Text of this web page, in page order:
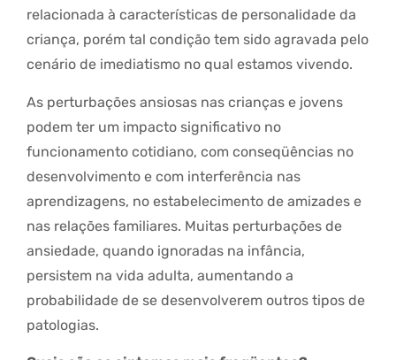
relacionada à características de personalidade da
criança, porém tal condição tem sido agravada pelo
cenário de imediatismo no qual estamos vivendo.
As perturbações ansiosas nas crianças e jovens
podem ter um impacto significativo no
funcionamento cotidiano, com conseqüências no
desenvolvimento e com interferência nas
aprendizagens, no estabelecimento de amizades e
nas relações familiares. Muitas perturbações de
ansiedade, quando ignoradas na infância,
persistem na vida adulta, aumentando a
probabilidade de se desenvolverem outros tipos de
patologias.